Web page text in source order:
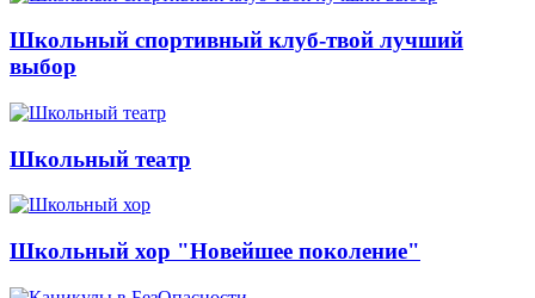
Школьный спортивный клуб-твой лучший
выбор
Школьный театр
Школьный хор "Новейшее поколение"